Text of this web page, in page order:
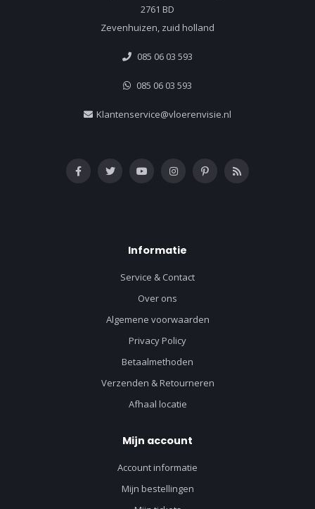
2761 BD
Zevenhuizen, zuid holland
085 06 03 593
085 06 03 593
Klantenservice@vloerenvisie.nl
Informatie
Service & Contact
Over ons
Algemene voorwaarden
Privacy Policy
Betaalmethoden
Verzenden & Retourneren
Afhaal locatie
Mijn account
Account informatie
Mijn bestellingen